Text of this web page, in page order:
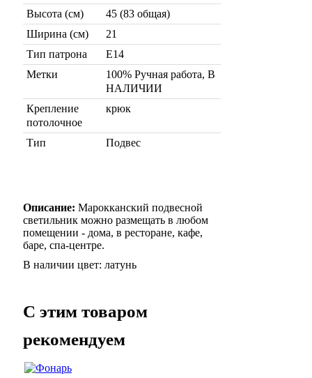
Высота (см)
45 (83 общая)
Ширина (см)
21
Тип патрона
Е14
Метки
100% Ручная работа, В
НАЛИЧИИ
Крепление
потолочное
крюк
Тип Подвес
Описание: Марокканский подвесной
светильник можно размещать в любом
помещении - дома, в ресторане, кафе,
баре, спа-центре.
В наличии цвет: латунь
C этим товаром
рекомендуем